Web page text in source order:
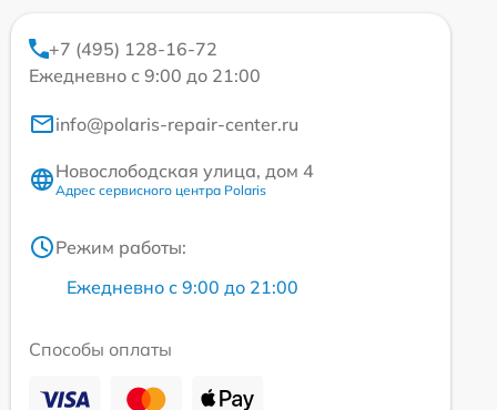
+7 (495) 128-16-72
Ежедневно с 9:00 до 21:00
info@polaris-repair-center.ru
Новослободская улица, дом 4
Адрес сервисного центра Polaris
Режим работы:
Ежедневно с 9:00 до 21:00
Способы оплаты